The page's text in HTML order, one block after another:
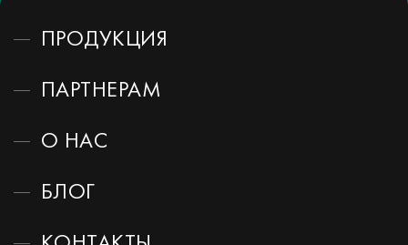
ПРОДУКЦИЯ
ПАРТНЕРАМ
О НАС
БЛОГ